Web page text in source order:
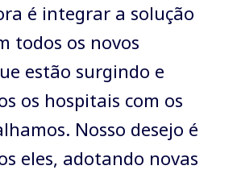
é integrar a solução
todos os novos
estão surgindo e
os hospitais com os
Nosso desejo é
eles, adotando novas